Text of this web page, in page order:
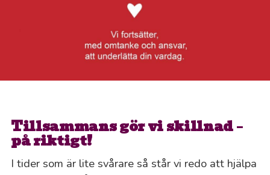
Tillsammans gör vi skillnad –
på riktigt!
I tider som är lite svårare så står vi redo att hjälpa